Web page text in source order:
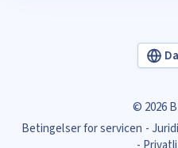
© 2026
Betingelser for servicen